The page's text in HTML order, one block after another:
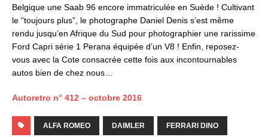
Belgique une Saab 96 encore immatriculée en Suède ! Cultivant
le “toujours plus”, le photographe Daniel Denis s’est même
rendu jusqu’en Afrique du Sud pour photographier une rarissime
Ford Capri série 1 Perana équipée d’un V8 ! Enfin, reposez-
vous avec la Cote consacrée cette fois aux incontournables
autos bien de chez nous…
Autoretro n° 412 – octobre 2016
ALFA ROMEO DAIMLER FERRARI DINO